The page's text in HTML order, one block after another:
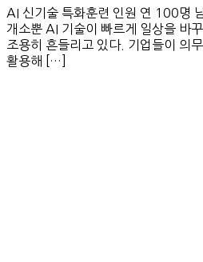
AI 신기술 특화훈련 인원 연 100명
개소뿐 AI 기술이 빠르게 일상을 바
조용히 흔들리고 있다. 기업들이 의
활용해 […]